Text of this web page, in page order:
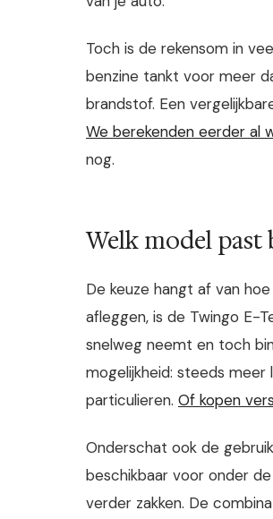
Toch is de rekensom in
benzine tankt voor meer
brandstof. Een
We berekenden eerder al
nog.
Welk model past
De keuze hangt af van
afleggen, is de Twingo E-
snelweg neemt en toch
mogelijkheid: steeds
particulieren. Of kopen
Onderschat ook de
beschikbaar voor onder
verder zakken. De